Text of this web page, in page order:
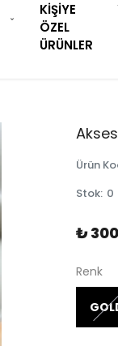
KİŞİYE
ÖZEL
ÜRÜNLER
Ürün
Stok: 0
₺
Renk